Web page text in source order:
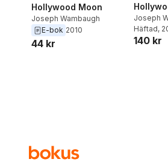
Hollywood Moon
Joseph Wambaugh
E-bok 2010
44 kr
Joseph
Häftad,
140 kr